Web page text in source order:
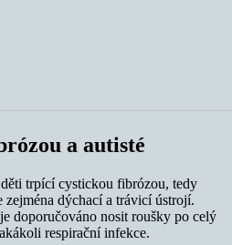
a autisté
trpící cystickou fibrózou, tedy
zejména dýchací a trávicí ústrojí.
doporučováno nosit roušky po celý
respirační infekce.